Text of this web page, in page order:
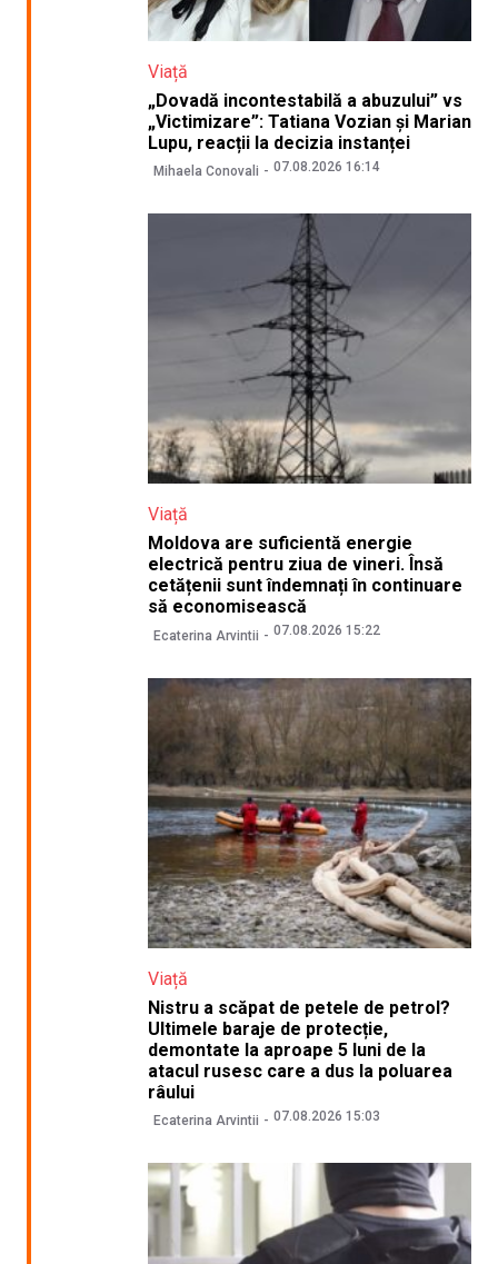
Viață
„Dovadă incontestabilă a abuzului” vs
„Victimizare”: Tatiana Vozian și Marian
Lupu, reacții la decizia instanței
Mihaela Conovali 07.08.2026 16:14
Viață
Moldova are suficientă energie
electrică pentru ziua de vineri. Însă
cetățenii sunt îndemnați în continuare
să economisească
Ecaterina Arvintii 07.08.2026 15:22
Viață
Nistru a scăpat de petele de petrol?
Ultimele baraje de protecție,
demontate la aproape 5 luni de la
atacul rusesc care a dus la poluarea
râului
Ecaterina Arvintii 07.08.2026 15:03